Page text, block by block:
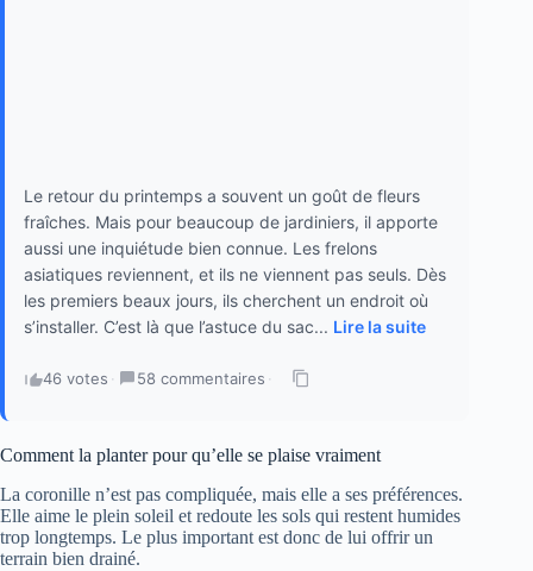
Le retour du printemps a souvent un goût de fleurs
fraîches. Mais pour beaucoup de jardiniers, il apporte
aussi une inquiétude bien connue. Les frelons
asiatiques reviennent, et ils ne viennent pas seuls. Dès
les premiers beaux jours, ils cherchent un endroit où
s’installer. C’est là que l’astuce du sac... Lire la suite
46 votes · 58 commentaires ·
Comment la planter pour qu’elle se plaise vraiment
La coronille n’est pas compliquée, mais elle a ses préférences.
Elle aime le plein soleil et redoute les sols qui restent humides
trop longtemps. Le plus important est donc de lui offrir un
terrain bien drainé.